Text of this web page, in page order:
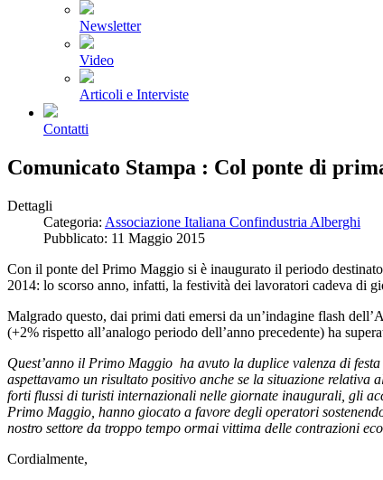
Newsletter
Video
Articoli e Interviste
Contatti
Comunicato Stampa : Col ponte di
Dettagli
Categoria: Associazione Italiana Confindustria Alberghi
Pubblicato: 11 Maggio 2015
Con il ponte del Primo Maggio si è inaugurato il periodo
2014: lo scorso anno, infatti, la festività dei lavoratori cadeva di
Malgrado questo, dai primi dati emersi da un’indagine flash
(+2% rispetto all’analogo periodo dell’anno precedente) ha
Quest’anno il Primo Maggio ha avuto la duplice valenza di
aspettavamo un risultato positivo anche se la situazione
forti flussi di turisti internazionali nelle giornate inaugurali, gli
Primo Maggio, hanno giocato a favore degli operatori
nostro settore da troppo tempo ormai vittima delle contrazioni
Cordialmente,